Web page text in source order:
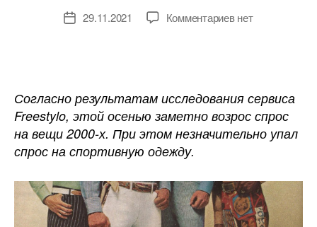
Дата29.11.2021 Комментариевк
хорошо
забытое
старое».
Одежда
снова
в
моде!
нет
Согласно результатам исследования сервиса
Freestylo, этой осенью заметно возрос спрос
на вещи 2000-х. При этом незначительно упал
спрос на спортивную одежду.